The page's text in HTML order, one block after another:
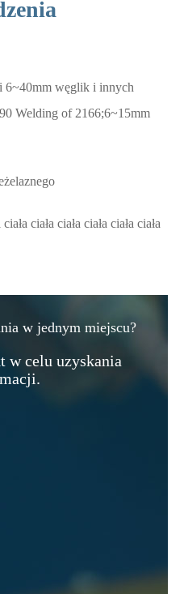
6~40mm węglik i innych
Welding of 2166;6~15mm
ciała ciała ciała ciała ciała
w jednym miejscu?
w celu uzyskania